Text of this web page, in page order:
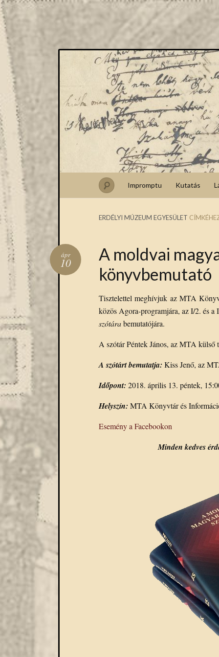
Impromptu Kutatás
ERDÉLYI MÚZEUM EGYESÜLET
A moldvai
könyvbemutató
ápr
10
Tisztelettel meghívjuk az MTA
közös Agora-programjára, az I/2. és a
szótárabemutatójára.
A szótár Péntek János, az MTA külső
A szótárt bemutatja: Kiss Jenő, az
Időpont: 2018. április 13. péntek,
Helyszín: MTA Könyvtár és
Esemény a Facebookon
Minden kedves